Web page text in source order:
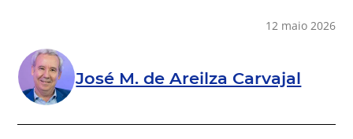
12 maio 2026
José M. de Areilza Carvajal